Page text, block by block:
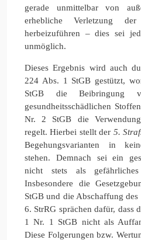
gerade unmittelbar von
erhebliche Verletzung
herbeizuführen – dies sei
unmöglich.
Dieses Ergebnis wird auch
224 Abs. 1 StGB gestützt,
StGB die Beibringung
gesundheitsschädlichen
Nr. 2 StGB die
regelt. Hierbei stellt der 5.
Begehungsvarianten in
stehen. Demnach sei ein
nicht stets als gefährliches
Insbesondere die
StGB und die Abschaffung
6. StrRG sprächen dafür, dass
1 Nr. 1 StGB nicht als
Diese Folgerungen bzw.